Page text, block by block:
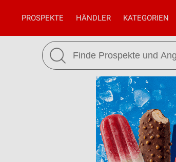
PROSPEKTE HÄNDLER KATEGORIEN